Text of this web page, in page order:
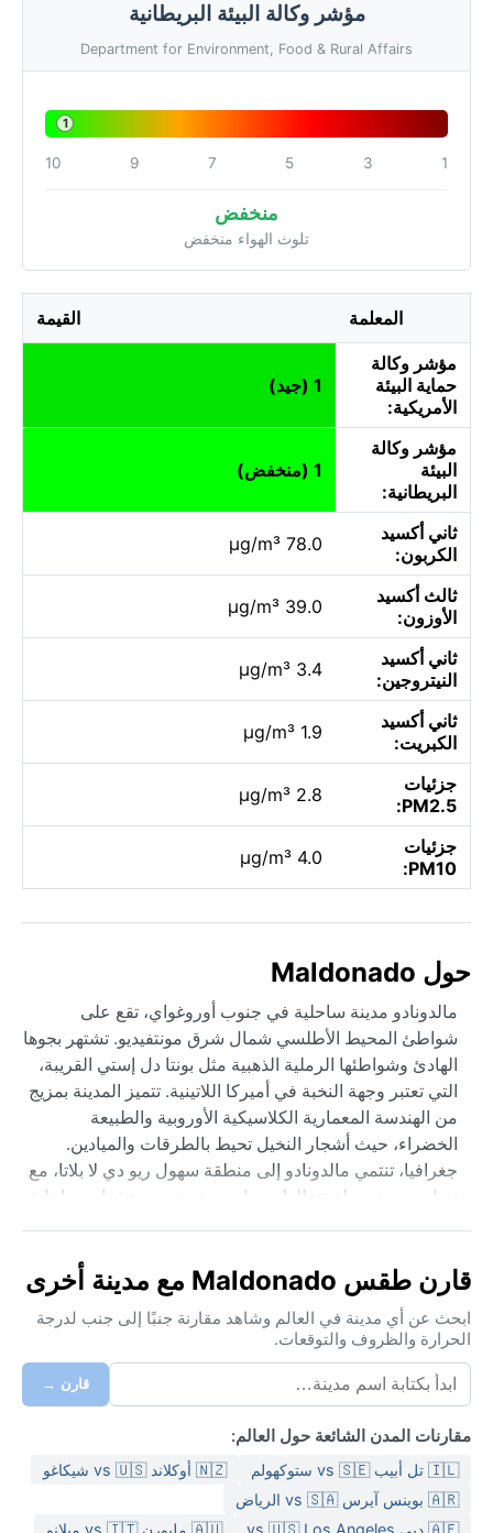
مؤشر وكالة البيئة البريطانية
Department for Environment, Food & Rural Affairs
1
1
3
5
7
9
10
منخفض
تلوث الهواء منخفض
المعلمة القيمة
مؤشر وكالة
حماية البيئة
الأمريكية:
1 (جيد)
مؤشر وكالة
البيئة
البريطانية:
1 (منخفض)
ثاني أكسيد
الكربون:
78.0 µg/m³
ثالث أكسيد
الأوزون:
39.0 µg/m³
ثاني أكسيد
النيتروجين:
3.4 µg/m³
ثاني أكسيد
الكبريت:
1.9 µg/m³
جزئيات
PM2.5:
2.8 µg/m³
جزئيات
PM10:
4.0 µg/m³
حول Maldonado
مالدونادو مدينة ساحلية في جنوب أوروغواي، تقع على
شواطئ المحيط الأطلسي شمال شرق مونتفيديو. تشتهر بجوها
الهادئ وشواطئها الرملية الذهبية مثل بونتا دل إستي القريبة،
التي تعتبر وجهة النخبة في أميركا اللاتينية. تتميز المدينة بمزيج
من الهندسة المعمارية الكلاسيكية الأوروبية والطبيعة
الخضراء، حيث أشجار النخيل تحيط بالطرقات والميادين.
جغرافيا، تنتمي مالدونادو إلى منطقة سهول ريو دي لا بلاتا، مع
تضاريس منبسطة تتخللها بحيرات صغيرة ومستنقعات ساحلية،
مما يعني صيفاً حاراً ورطباً وشتاءً معتدلاً ممطراً. درجات
الحرارة في الصيف (ديسمبر-فبراير) تتراوح بين 20 و30
مئوية، مع رطوبة عالية تجعل الجو لزجاً أحياناً، أما الشتاء
(يونيو-أغسطس) فمعتدل بأنصاف درجات بين 5 و15 مئوية، مع
هطول أمطار غزيرة ومستمرة طوال العام دون فصل جاف
إضافة إلى واقي شمس ونظارات شمسية، بينما في الشتاء
سترة مقاومة للماء وطبقات متوسطة تكفي لمواجهة البرودة
الرطبة.
قارن طقس Maldonado مع مدينة أخرى
ابحث عن أي مدينة في العالم وشاهد مقارنة جنبًا إلى جنب لدرجة
الحرارة والظروف والتوقعات.
قارن →
مقارنات المدن الشائعة حول العالم:
🇮🇱 تل أبيب vs 🇸🇪 ستوكهولم
🇳🇿 أوكلاند vs 🇺🇸 شيكاغو
🇦🇷 بوينس آيرس vs 🇸🇦 الرياض
🇦🇪 دبي vs 🇺🇸 Los Angeles
🇦🇺 ملبورن vs 🇮🇹 ميلانو